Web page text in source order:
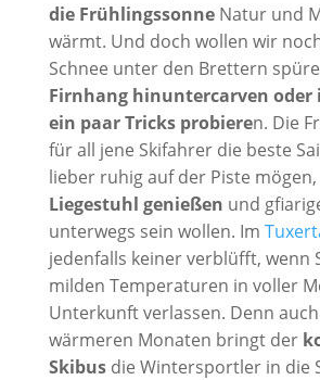
die FrühlingssonneNatur und
wärmt. Und doch wollen wir
Schnee unter den Brettern
Firnhang hinuntercarven oder
ein paar Tricks probieren. Die
für all jene Skifahrer die beste
lieber ruhig auf der Piste mögen,
Liegestuhl genießen und
unterwegs sein wollen. Im
jedenfalls keiner verblüfft, wenn
milden Temperaturen in voller
Unterkunft verlassen. Denn
wärmeren Monaten bringt der
Skibusdie Wintersportler in die